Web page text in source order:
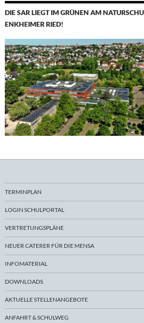
DIE SAR LIEGT IM GRÜNEN AM
ENKHEIMER RIED!
TERMINPLAN
LOGIN SCHULPORTAL
VERTRETUNGSPLÄNE
NEUER CATERER FÜR DIE MENSA
INFOMATERIAL
DOWNLOADS
AKTUELLE STELLENANGEBOTE
ANFAHRT & SCHULWEG